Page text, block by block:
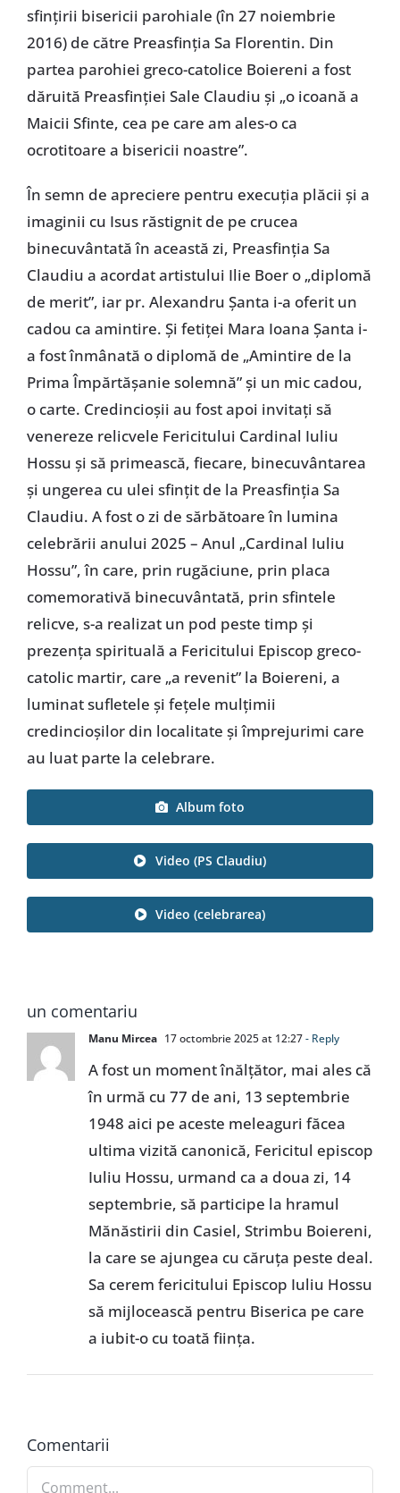
sfințirii bisericii parohiale (în 27 noiembrie
2016) de către Preasfinția Sa Florentin. Din
partea parohiei greco-catolice Boiereni a fost
dăruită Preasfinției Sale Claudiu și „o icoană a
Maicii Sfinte, cea pe care am ales-o ca
ocrotitoare a bisericii noastre”.
În semn de apreciere pentru execuția plăcii și a
imaginii cu Isus răstignit de pe crucea
binecuvântată în această zi, Preasfinția Sa
Claudiu a acordat artistului Ilie Boer o „diplomă
de merit”, iar pr. Alexandru Șanta i-a oferit un
cadou ca amintire. Și fetiței Mara Ioana Șanta i-
a fost înmânată o diplomă de „Amintire de la
Prima Împărtășanie solemnă” și un mic cadou,
o carte. Credincioșii au fost apoi invitați să
venereze relicvele Fericitului Cardinal Iuliu
Hossu și să primească, fiecare, binecuvântarea
și ungerea cu ulei sfințit de la Preasfinția Sa
Claudiu. A fost o zi de sărbătoare în lumina
celebrării anului 2025 – Anul „Cardinal Iuliu
Hossu”, în care, prin rugăciune, prin placa
comemorativă binecuvântată, prin sfintele
relicve, s-a realizat un pod peste timp și
prezența spirituală a Fericitului Episcop greco-
catolic martir, care „a revenit” la Boiereni, a
luminat sufletele și fețele mulțimii
credincioșilor din localitate și împrejurimi care
au luat parte la celebrare.
Album foto
Video (PS Claudiu)
Video (celebrarea)
un comentariu
Manu Mircea 17 octombrie 2025 at 12:27- Reply
A fost un moment înălțător, mai ales că
în urmă cu 77 de ani, 13 septembrie
1948 aici pe aceste meleaguri făcea
ultima vizită canonică, Fericitul episcop
Iuliu Hossu, urmand ca a doua zi, 14
septembrie, să participe la hramul
Mănăstirii din Casiel, Strimbu Boiereni,
la care se ajungea cu căruța peste deal.
Sa cerem fericitului Episcop Iuliu Hossu
să mijlocească pentru Biserica pe care
a iubit-o cu toată ființa.
Comentarii
Comment